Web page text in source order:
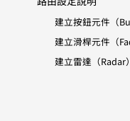
建立按鈕元件（
建立滑桿元件（
建立雷達（Radar）